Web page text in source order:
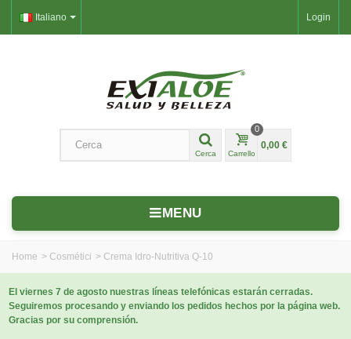
Login
Italiano
Cerca Carrello
0
0,00 €
MENU
Home > Cosmétici > Crema Idro-Nutritiva Q-10
El viernes 7 de agosto nuestras líneas telefónicas estarán cerradas.
Seguiremos procesando y enviando los pedidos hechos por la página web.
Gracias por su comprensión.